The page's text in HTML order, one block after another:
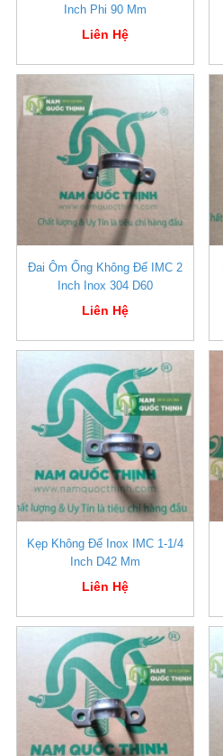
Inch Phi 90 Mm
Liên Hệ
Đai Ôm Ống Không Đế IMC 2
Inch Inox 304 D60
Liên Hệ
Kẹp Không Đế Inox IMC 1-1/4
Inch D42 Mm
Liên Hệ